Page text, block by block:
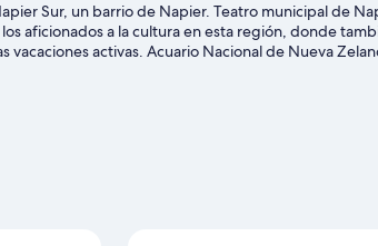
Sur, un barrio de Napier. Teatro municipal de
aficionados a la cultura en esta región, donde
vacaciones activas. Acuario Nacional de Nueva
la pena.